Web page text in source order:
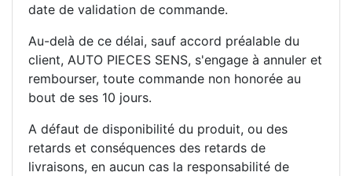
date de validation de commande.
Au-delà de ce délai, sauf accord préalable du
client, AUTO PIECES SENS, s'engage à annuler et
rembourser, toute commande non honorée au
bout de ses 10 jours.
A défaut de disponibilité du produit, ou des
retards et conséquences des retards de
livraisons, en aucun cas la responsabilité de